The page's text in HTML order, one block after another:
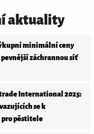
aktuality
minimální ceny
záchrannou síť
International 2025:
se k
pěstitele